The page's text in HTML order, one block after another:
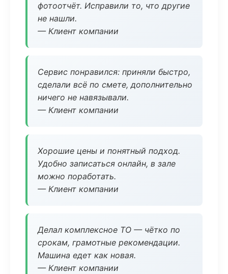
фотоотчёт. Исправили то, что другие
не нашли.
— Клиент компании
Сервис понравился: приняли быстро,
сделали всё по смете, дополнительно
ничего не навязывали.
— Клиент компании
Хорошие цены и понятный подход.
Удобно записаться онлайн, в зале
можно поработать.
— Клиент компании
Делал комплексное ТО — чётко по
срокам, грамотные рекомендации.
Машина едет как новая.
— Клиент компании